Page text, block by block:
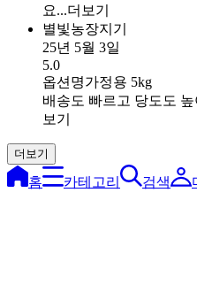
요...더보기
별빛농장지기
25년 5월 3일
5.0
옵션명가정용 5kg
배송도 빠르고 당도도
보기
더보기
홈 카테고리 검색